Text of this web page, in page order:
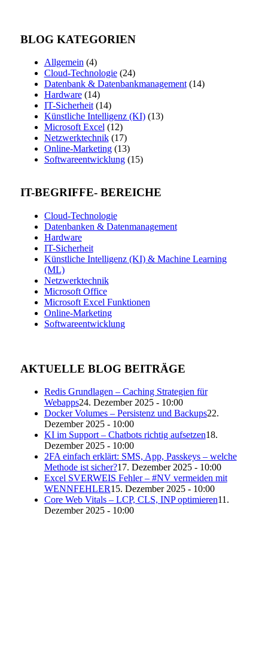
BLOG KATEGORIEN
Allgemein (4)
Cloud-Technologie(24)
Datenbank & Datenbankmanagement(14)
Hardware(14)
IT-Sicherheit(14)
Künstliche Intelligenz (KI)(13)
Microsoft Excel (12)
Netzwerktechnik(17)
Online-Marketing(13)
Softwareentwicklung(15)
IT-BEGRIFFE- BEREICHE
Cloud-Technologie
Datenbanken & Datenmanagement
Hardware
IT-Sicherheit
Künstliche Intelligenz (KI) & Machine Learning
(ML)
Netzwerktechnik
Microsoft Office
Microsoft Excel Funktionen
Online-Marketing
Softwareentwicklung
AKTUELLE BLOG BEITRÄGE
Redis Grundlagen – Caching Strategien für
Webapps24. Dezember 2025 - 10:00
Docker Volumes – Persistenz und Backups22.
Dezember 2025 - 10:00
KI im Support – Chatbots richtig aufsetzen18.
Dezember 2025 - 10:00
2FA einfach erklärt: SMS, App, Passkeys – welche
Methode ist sicher?17. Dezember 2025 - 10:00
Excel SVERWEIS Fehler – #NV vermeiden mit
WENNFEHLER15. Dezember 2025 - 10:00
Core Web Vitals – LCP, CLS, INP optimieren11.
Dezember 2025 - 10:00